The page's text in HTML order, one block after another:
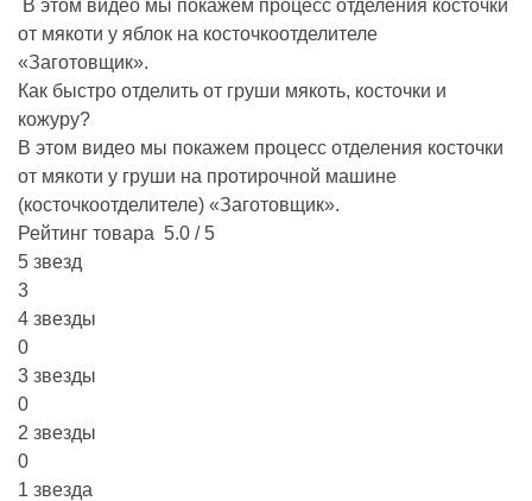
В этом видео мы покажем процесс отделения косточки
от мякоти у яблок на косточкоотделителе
«Заготовщик».
Как быстро отделить от груши мякоть, косточки и
кожуру?
В этом видео мы покажем процесс отделения косточки
от мякоти у груши на протирочной машине
(косточкоотделителе) «Заготовщик».
Рейтинг товара 5.0 / 5
5 звезд
3
4 звезды
0
3 звезды
0
2 звезды
0
1 звезда